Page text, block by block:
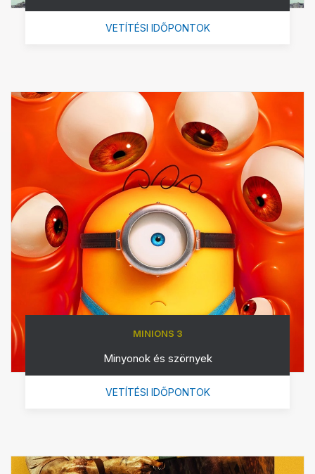
VETÍTÉSI IDŐPONTOK
MINIONS 3
Minyonok és szörnyek
VETÍTÉSI IDŐPONTOK